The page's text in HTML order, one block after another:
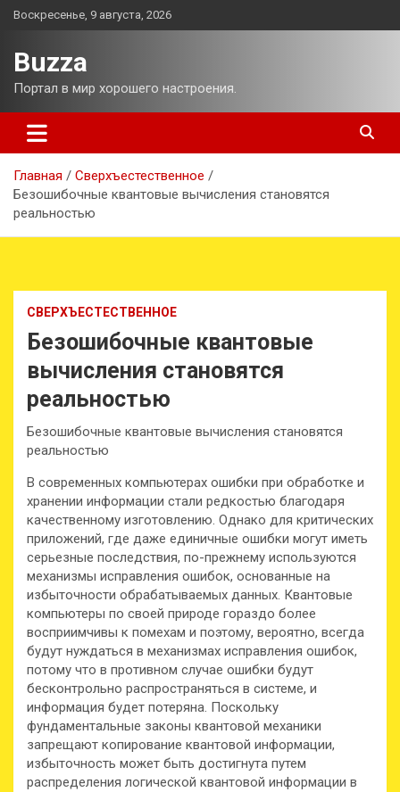
Перейти
Воскресенье, 9 августа, 2026
Buzza
Портал в мир хорошего настроения.
Главная
Сверхъестественное
Безошибочные квантовые вычисления становятся
реальностью
СВЕРХЪЕСТЕСТВЕННОЕ
Безошибочные квантовые
вычисления становятся
реальностью
Безошибочные квантовые вычисления становятся
реальностью
В современных компьютерах ошибки при обработке и
хранении информации стали редкостью благодаря
качественному изготовлению. Однако для критических
приложений, где даже единичные ошибки могут иметь
серьезные последствия, по-прежнему используются
механизмы исправления ошибок, основанные на
избыточности обрабатываемых данных. Квантовые
компьютеры по своей природе гораздо более
восприимчивы к помехам и поэтому, вероятно, всегда
будут нуждаться в механизмах исправления ошибок,
потому что в противном случае ошибки будут
бесконтрольно распространяться в системе, и
информация будет потеряна. Поскольку
фундаментальные законы квантовой механики
запрещают копирование квантовой информации,
избыточность может быть достигнута путем
распределения логической квантовой информации в